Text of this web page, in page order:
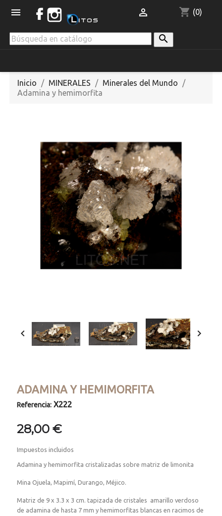
 shopping_cart (0)


Inicio MINERALES
Minerales del Mundo
Adamina y hemimorfita
 
ADAMINA Y HEMIMORFITA
Referencia: X222
28,00 €
Impuestos incluidos
Adamina y hemimorfita cristalizadas sobre matriz de limonita
Mina Ojuela, Mapimí, Durango, Méjico.
Matriz de 9 x 3.3 x 3 cm. tapizada de cristales amarillo verdoso
de adamina de hasta 7 mm y hemimorfitas blancas en racimos de